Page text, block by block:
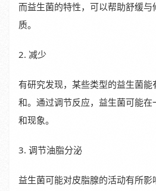
而益生菌的特性，可以帮助舒缓
质。
2. 减少
有研究发现，某些类型的益生菌
和。通过调节反应，益生菌可能
和现象。
3. 调节油脂分泌
益生菌可能对皮脂腺的活动有所